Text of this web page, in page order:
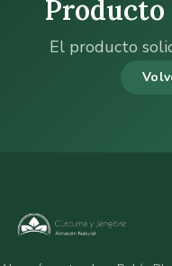
El producto